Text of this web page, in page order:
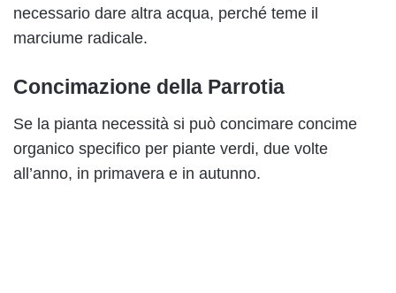
necessario dare altra acqua, perché teme il
marciume radicale.
Concimazione della Parrotia
Se la pianta necessità si può concimare concime
organico specifico per piante verdi, due volte
all’anno, in primavera e in autunno.